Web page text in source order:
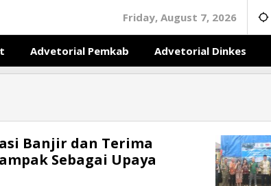
Friday, August 7, 2026
Advetorial Pemkab Advetorial Dinkes
Banjir dan Terima
Sebagai Upaya